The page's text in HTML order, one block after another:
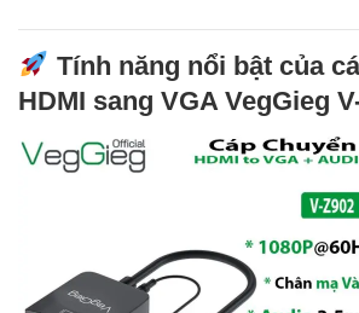
Tính năng nổi bật của
HDMI sang VGA VegGieg